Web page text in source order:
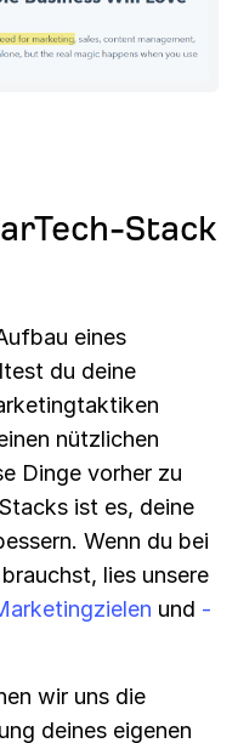
Stack
eines
du deine
nützlichen
Dinge vorher zu
ist es, deine
Wenn du bei
lies unsere
und -
wir uns die
deines eigenen